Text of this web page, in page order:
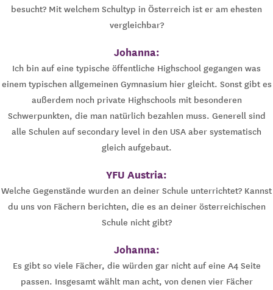
besucht? Mit welchem Schultyp in Österreich ist er am ehesten
vergleichbar?
Johanna:
Ich bin auf eine typische öffentliche Highschool gegangen was
einem typischen allgemeinen Gymnasium hier gleicht. Sonst gibt es
außerdem noch private Highschools mit besonderen
Schwerpunkten, die man natürlich bezahlen muss. Generell sind
alle Schulen auf secondary level in den USA aber systematisch
gleich aufgebaut.
YFU Austria:
Welche Gegenstände wurden an deiner Schule unterrichtet? Kannst
du uns von Fächern berichten, die es an deiner österreichischen
Schule nicht gibt?
Johanna:
Es gibt so viele Fächer, die würden gar nicht auf eine A4 Seite
passen. Insgesamt wählt man acht, von denen vier Fächer